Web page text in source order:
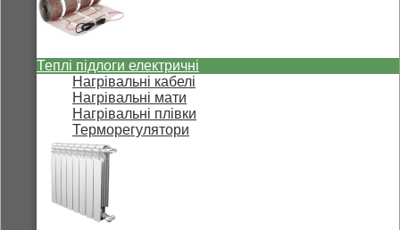
Теплі підлоги електричні
Нагрівальні кабелі
Нагрівальні мати
Нагрівальні плівки
Терморегулятори